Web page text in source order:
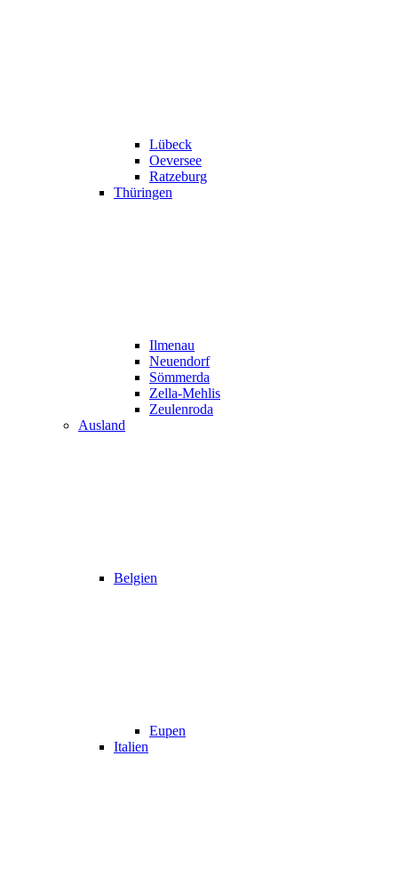
Lübeck
Oeversee
Ratzeburg
Thüringen
Ilmenau
Neuendorf
Sömmerda
Zella-Mehlis
Zeulenroda
Ausland
Belgien
Eupen
Italien